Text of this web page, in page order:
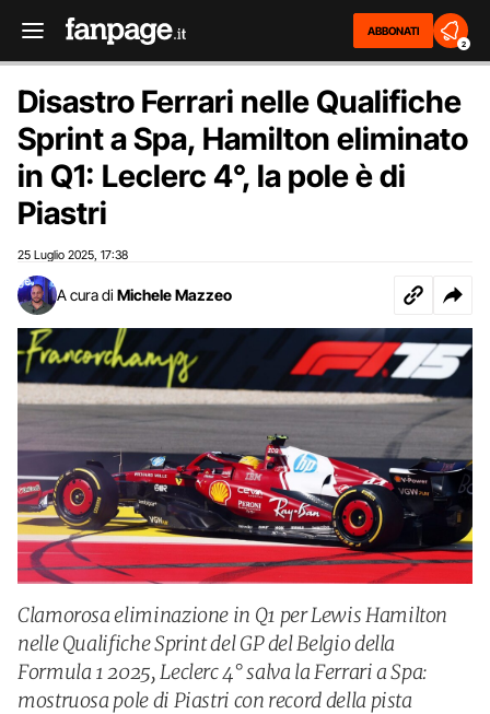
ABBONATI
2
Disastro Ferrari nelle Qualifiche
Sprint a Spa, Hamilton eliminato
in Q1: Leclerc 4°, la pole è di
Piastri
25 Luglio 2025 17:38
A cura di Michele Mazzeo
Clamorosa eliminazione in Q1 per Lewis Hamilton
nelle Qualifiche Sprint del GP del Belgio della
Formula 1 2025, Leclerc 4° salva la Ferrari a Spa:
mostruosa pole di Piastri con record della pista